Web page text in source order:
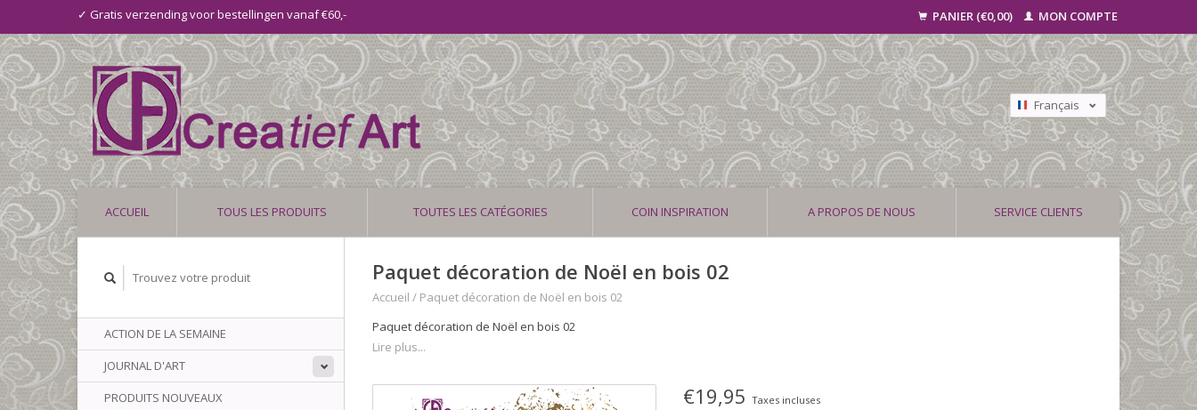
✓ Gratis verzending voor bestellingen vanaf €60,- PANIER (€0,00) MON COMPTE
Français
Nederlands
Deutsch
ACCUEIL TOUS LES PRODUITS TOUTES LES CATÉGORIES COIN INSPIRATION A PROPOS DE NOUS SERVICE CLIENTS
ACTION DE LA SEMAINE
JOURNAL D'ART
PRODUITS NOUVEAUX
Paquet décoration de Noël en bois 02
Accueil / Paquet décoration de Noël en bois 02
Paquet décoration de Noël en bois 02
Lire plus...
€19,95Taxes incluses